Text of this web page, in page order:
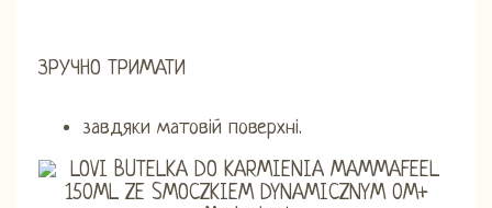
ЗРУЧНО ТРИМАТИ
завдяки матовій поверхні.